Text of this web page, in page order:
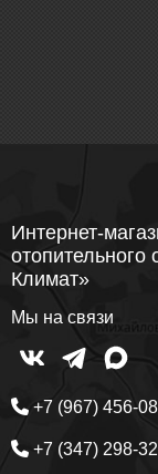
Интернет-
Климат»
Мы на связи
+7 (967) 456-
+7 (347) 298-